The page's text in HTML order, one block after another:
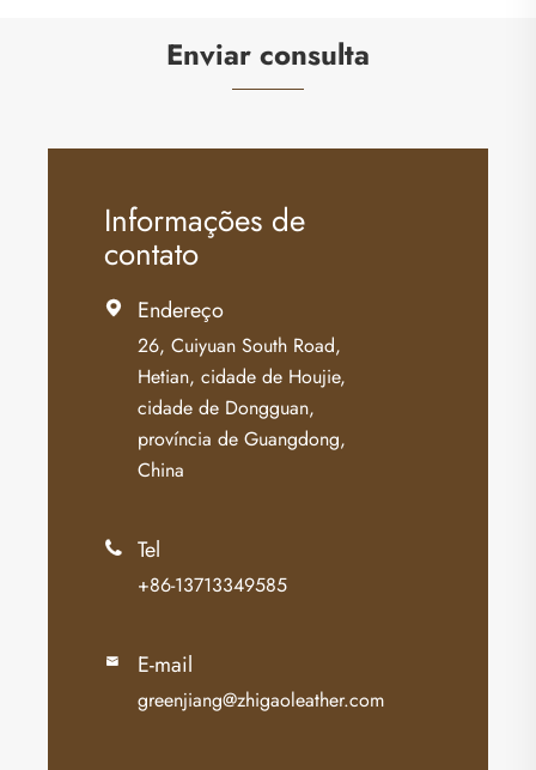
Enviar consulta
Informações de
contato
 Endereço
26, Cuiyuan South Road,
Hetian, cidade de Houjie,
cidade de Dongguan,
província de Guangdong,
China
 Tel
+86-13713349585
 E-mail
greenjiang@zhigaoleather.com